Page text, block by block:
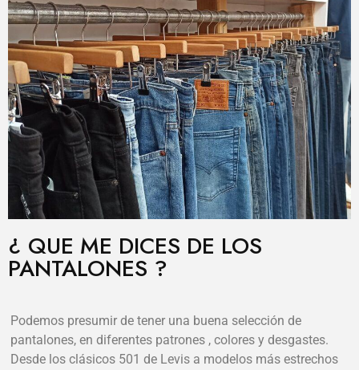
¿ QUE ME DICES DE LOS
PANTALONES ?
Podemos presumir de tener una buena selección de
pantalones, en diferentes patrones , colores y desgastes.
Desde los clásicos 501 de Levis a modelos más estrechos